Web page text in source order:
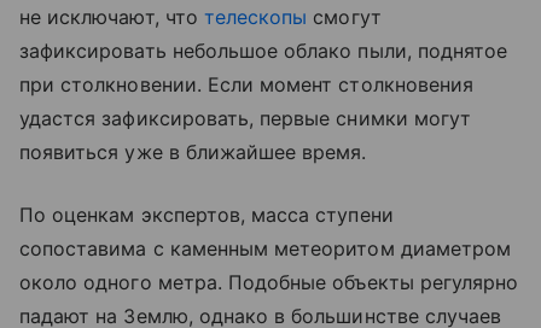
не исключают, что телескопы смогут
зафиксировать небольшое облако пыли, поднятое
при столкновении. Если момент столкновения
удастся зафиксировать, первые снимки могут
появиться уже в ближайшее время.
По оценкам экспертов, масса ступени
сопоставима с каменным метеоритом диаметром
около одного метра. Подобные объекты регулярно
падают на Землю, однако в большинстве случаев